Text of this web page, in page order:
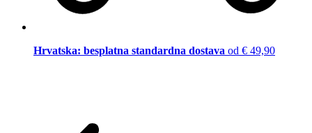
Hrvatska: besplatna standardna dostava od € 49,90